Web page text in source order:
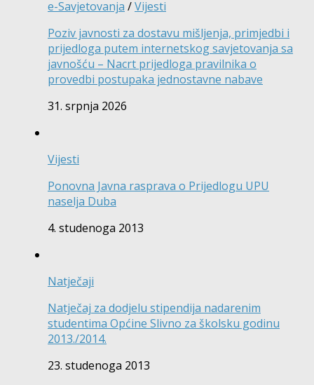
e-Savjetovanja /Vijesti
Poziv javnosti za dostavu mišljenja, primjedbi i
prijedloga putem internetskog savjetovanja sa
javnošću – Nacrt prijedloga pravilnika o
provedbi postupaka jednostavne nabave
31. srpnja 2026
Vijesti
Ponovna Javna rasprava o Prijedlogu UPU
naselja Duba
4. studenoga 2013
Natječaji
Natječaj za dodjelu stipendija nadarenim
studentima Općine Slivno za školsku godinu
2013./2014.
23. studenoga 2013